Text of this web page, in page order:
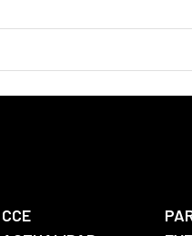
CCE